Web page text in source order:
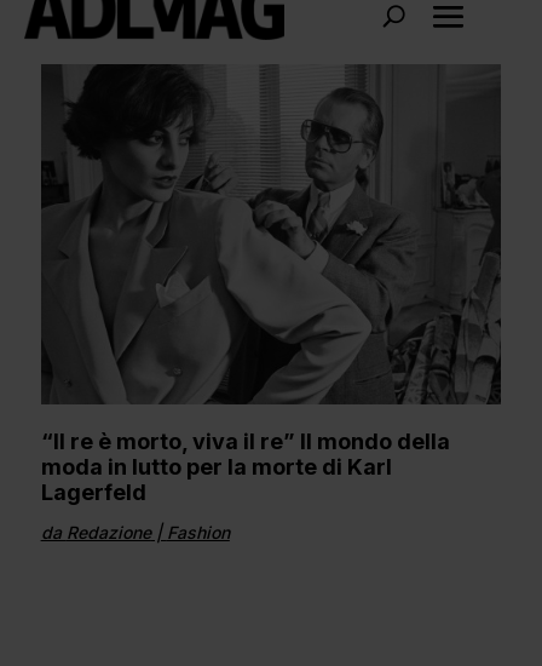
“Il re è morto, viva il re” Il mondo della
moda in lutto per la morte di Karl
Lagerfeld
da Redazione| Fashion